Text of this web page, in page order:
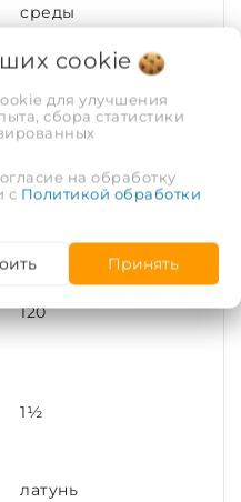
среды
Никелирование
Переходное
Латунь
120
1½
латунь
cookie
для улучшения
сбора статистики
на обработку
с Политикой обработки
Принять